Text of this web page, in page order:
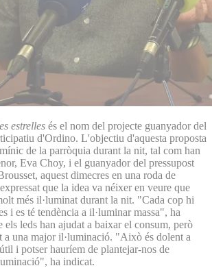
estrelles és el nom del projecte guanyador del
d'Ordino. L'objectiu d'aquesta proposta
de la parròquia durant la nit, tal com han
Eva Choy, i el guanyador del pressupost
aquest dimecres en una roda de
que la idea va néixer en veure que
més il·luminat durant la nit. "Cada cop hi
i es té tendència a il·luminar massa", ha
els leds han ajudat a baixar el consum, però
a una major il·luminació. "Això és dolent a
i potser hauríem de plantejar-nos de
ha indicat.